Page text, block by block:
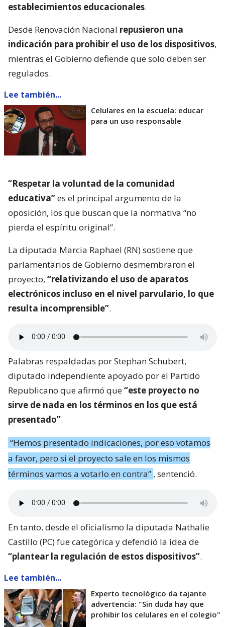
establecimientos educacionales.
Desde Renovación Nacional repusieron una
indicación para prohibir el uso de los dispositivos,
mientras el Gobierno defiende que solo deben ser
regulados.
Lee también...
Celulares en la escuela: educar
para un uso responsable
“Respetar la voluntad de la comunidad
educativa”es el principal argumento de la
oposición, los que buscan que la normativa “no
pierda el espíritu original”.
La diputada Marcia Raphael (RN) sostiene que
parlamentarios de Gobierno desmembraron el
proyecto, “relativizando el uso de aparatos
electrónicos incluso en el nivel parvulario, lo que
resulta incomprensible”.
Palabras respaldadas por Stephan Schubert,
diputado independiente apoyado por el Partido
Republicano que afirmó que“este proyecto no
sirve de nada en los términos en los que está
presentado”.
“Hemos presentado indicaciones, por eso votamos
a favor, pero si el proyecto sale en los mismos
términos vamos a votarlo en contra” , sentenció.
En tanto, desde el oficialismo la diputada Nathalie
Castillo (PC) fue categórica y defendió la idea de
“plantear la regulación de estos dispositivos”.
Lee también...
Experto tecnológico da tajante
advertencia: "Sin duda hay que
prohibir los celulares en el colegio"